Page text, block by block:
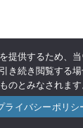
提供するため、
き続き閲覧する
のとみなされます
ライバシーポリシ